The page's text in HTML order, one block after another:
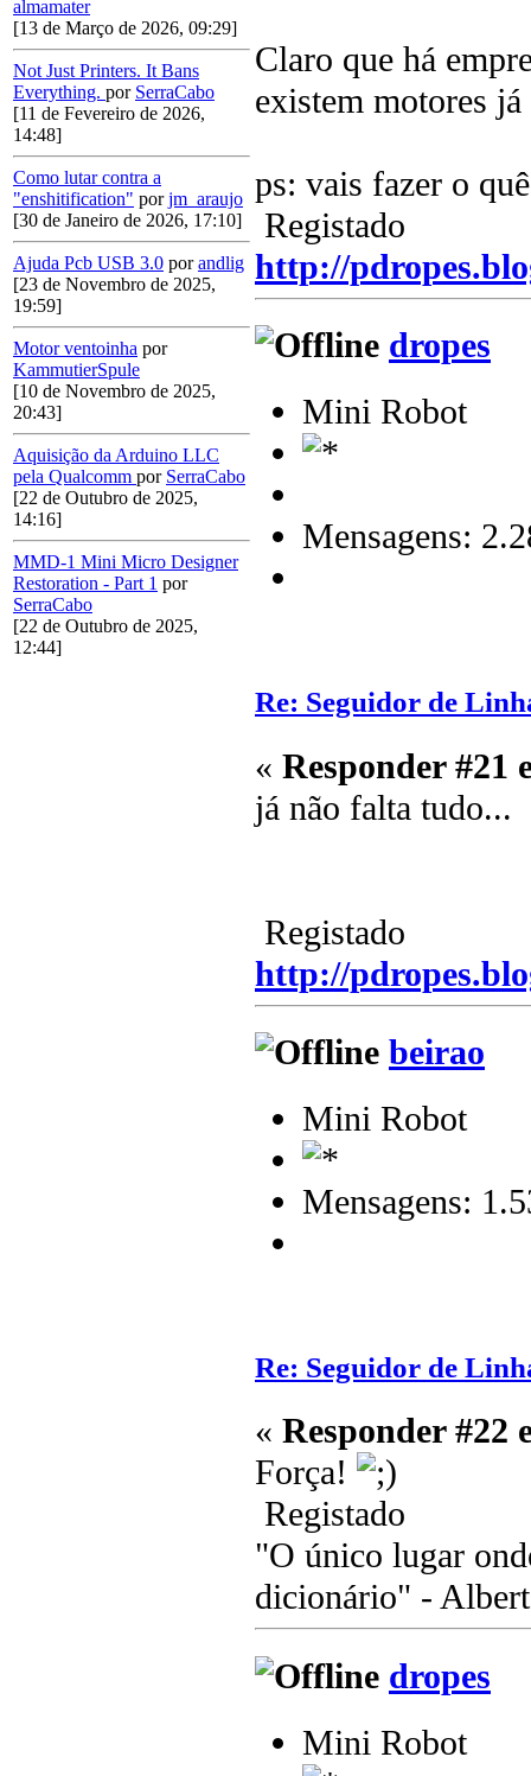
almamater
[13 de Março de 2026, 09:29]
Not Just Printers. It Bans
Everything. por SerraCabo
[11 de Fevereiro de 2026,
14:48]
Como lutar contra a
"enshitification" porjm_araujo
[30 de Janeiro de 2026, 17:10]
Ajuda Pcb USB 3.0 porandlig
[23 de Novembro de 2025,
19:59]
Motor ventoinha por
KammutierSpule
[10 de Novembro de 2025,
20:43]
Aquisição da Arduino LLC
pela Qualcomm por SerraCabo
[22 de Outubro de 2025,
14:16]
MMD-1 Mini Micro Designer
Restoration - Part 1 por
SerraCabo
[22 de Outubro de 2025,
12:44]
Claro que há
existem motores
ps: vais fazer o
Registado
http://
dropes
Mini Robot
Mensagens:
Re: Seguidor de
« Responder #21
já não falta tudo...
Registado
http://
beirao
Mini Robot
Mensagens:
Re: Seguidor de
« Responder #22
Força!
Registado
"O único lugar
dicionário" -
dropes
Mini Robot